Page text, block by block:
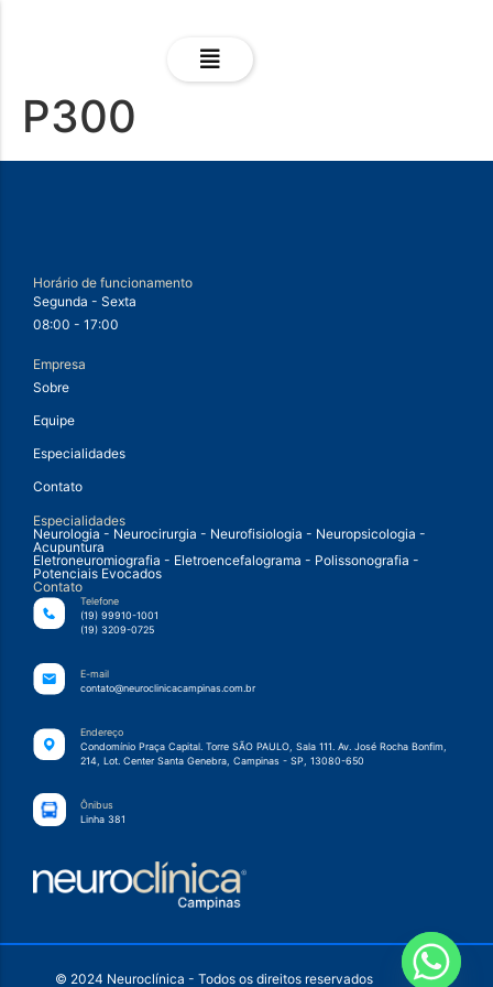
P300
Horário de funcionamento
Segunda - Sexta
08:00 - 17:00
Empresa
Sobre
Equipe
Especialidades
Contato
Especialidades
Neurologia - Neurocirurgia - Neurofisiologia - Neuropsicologia -
Acupuntura
Eletroneuromiografia - Eletroencefalograma - Polissonografia -
Potenciais Evocados
Contato
Telefone
(19) 99910-1001
(19) 3209-0725
E-mail
contato@neuroclinicacampinas.com.br
Endereço
Condomínio Praça Capital. Torre SÃO PAULO, Sala 111. Av. José Rocha Bonfim,
214, Lot. Center Santa Genebra, Campinas - SP, 13080-650
Ônibus
Linha 381
© 2024 Neuroclínica - Todos os direitos reservados